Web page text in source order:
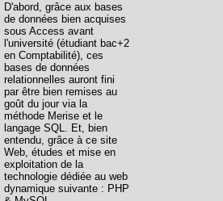
D'abord, grâce aux bases
de données bien acquises
sous Access avant
l'université (étudiant bac+2
en Comptabilité), ces
bases de données
relationnelles auront fini
par être bien remises au
goût du jour via la
méthode Merise et le
langage SQL. Et, bien
entendu, grâce à ce site
Web, études et mise en
exploitation de la
technologie dédiée au web
dynamique suivante : PHP